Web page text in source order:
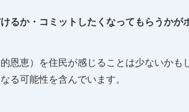
るか・コミットしたくなってもらうかが
恩恵）を住民が感じることは少ないか
る可能性を含んでいます。